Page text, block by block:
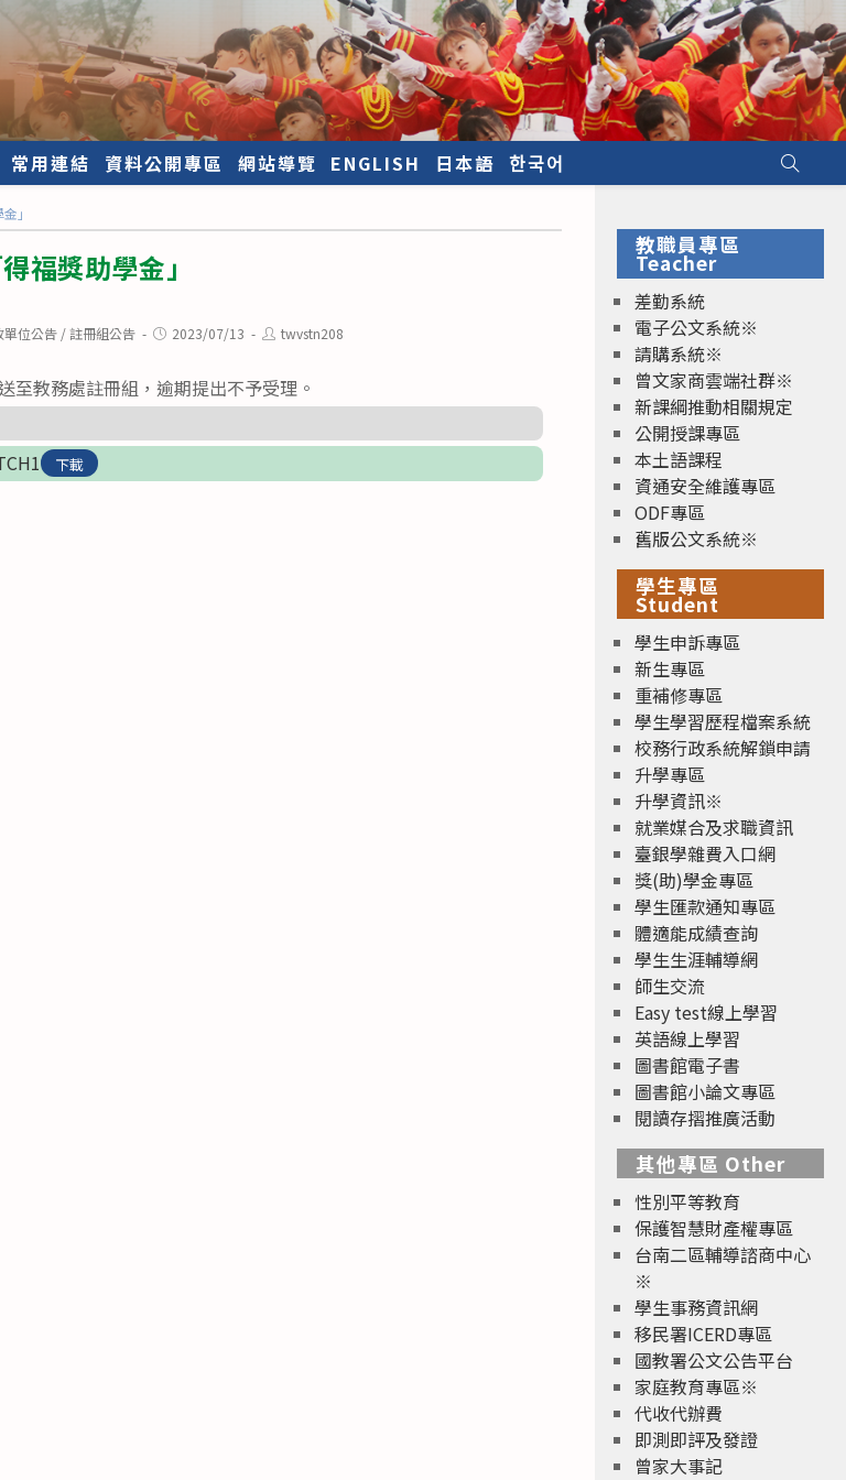
常用連結 資料公開專區 網站導覽 ENGLISH 日本語 한국어
」
福獎助學金」
單位公告 / 註冊組公告
Post2023/07/13
Posttwvstn208
至教務處註冊組，逾期提出不予受理。
下載
教職員專區
Teacher
差勤系統
電子公文系統※
請購系統※
曾文家商雲端社群※
新課綱推動相關規定
公開授課專區
本土語課程
資通安全維護專區
ODF專區
舊版公文系統※
學生專區
Student
學生申訴專區
新生專區
重補修專區
學生學習歷程檔案系統
校務行政系統解鎖申請
升學專區
升學資訊※
就業媒合及求職資訊
臺銀學雜費入口網
獎(助)學金專區
學生匯款通知專區
體適能成績查詢
學生生涯輔導網
師生交流
Easy test線上學習
英語線上學習
圖書館電子書
圖書館小論文專區
閱讀存摺推廣活動
其他專區 Other
性別平等教育
保護智慧財產權專區
台南二區輔導諮商中心
※
學生事務資訊網
移民署ICERD專區
國教署公文公告平台
家庭教育專區※
代收代辦費
即測即評及發證
曾家大事記